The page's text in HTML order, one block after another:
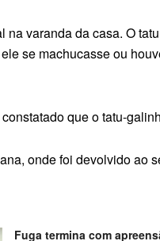
varanda da casa. O
se machucasse ou
que o tatu-
onde foi devolvido ao
Fuga termina com